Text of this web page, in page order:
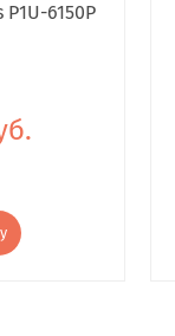
6150P